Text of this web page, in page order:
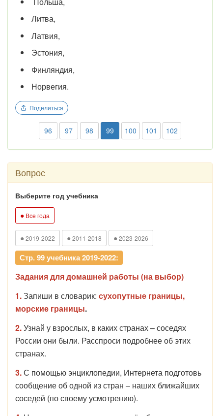
Литва,
Латвия,
Эстония,
Финляндия,
Норвегия.
Поделиться
96 97 98 99 100 101 102
Вопрос
Выберите год учебника
● Все года
● 2019-2022 ● 2011-2018 ● 2023-2026
Стр. 99 учебника 2019-2022:
Задания для домашней работы (на выбор)
1.Запиши в словарик: сухопутные границы,
морские границы.
2.Узнай у взрослых, в каких странах – соседях
России они были. Расспроси подробнее об этих
странах.
3.С помощью энциклопедии, Интернета подготовь
сообщение об одной из стран – наших ближайших
соседей (по своему усмотрению).